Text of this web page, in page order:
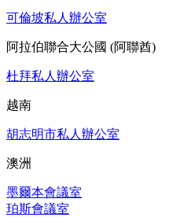
可倫坡私人辦公室
阿拉伯聯合大公國 (阿聯酋)
杜拜私人辦公室
越南
胡志明市私人辦公室
澳洲
墨爾本會議室
珀斯會議室